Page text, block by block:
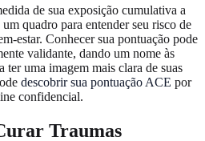
de sua exposição cumulativa a
quadro para entender seu risco de
estar. Conhecer sua pontuação pode
validante, dando um nome às
ter uma imagem mais clara de suas
descobrir sua pontuação ACE por
confidencial.
Traumas